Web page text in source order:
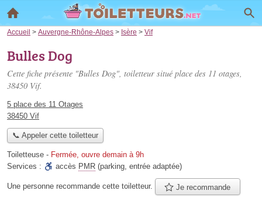
Accueil > Auvergne-Rhône-Alpes > Isère > Vif
Bulles Dog
Cette fiche présente "Bulles Dog", toiletteur situé place des 11 otages,
38450 Vif.
5 place des 11 Otages
38450 Vif
📞 Appeler cette toiletteur
Toiletteuse - Fermée, ouvre demain à 9h
Services :
accès PMR (parking, entrée adaptée)
Une personne recommande cette toiletteur. Je recommande